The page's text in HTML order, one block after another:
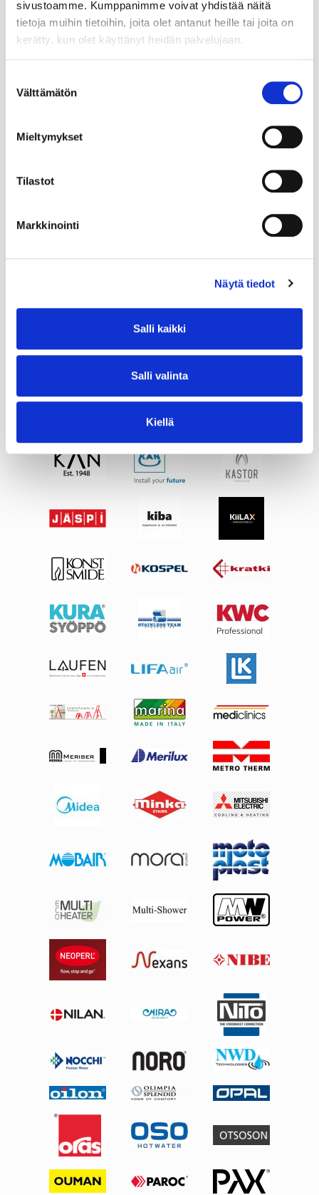
sivustoamme. Kumppanimme voivat yhdistää näitä
tietoja muihin tietoihin, joita olet antanut heille tai joita on
kerätty, kun olet käyttänyt heidän palvelujaan.
valinta
Välttämätön
Mieltymykset
Tilastot
Markkinointi
Näytä tiedot
Salli kaikki
Salli valinta
Kiellä